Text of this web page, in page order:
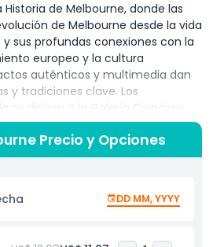
de Melbourne, donde las
de Melbourne desde la vida
y sus profundas conexiones con la
europeo y la cultura
auténticos y multimedia dan
y tradiciones clave. Los
se dirigen a la Galería Ciencia y
dinámicas: 600 Millones de Años,
Vida Marina, Paseo de
Asombrosos en un Mundo
haciendo que las entradas
sean una opción destacada
co-creado con los Propietarios
Precio y Opciones
DD MM, YYYY